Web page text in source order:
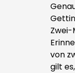
Zwei-
von
gilt